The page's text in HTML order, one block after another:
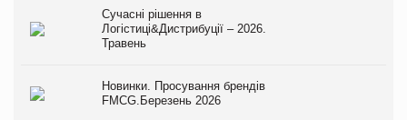
Сучасні рішення в
Логістиці&Дистрибуції – 2026.
Травень
Новинки. Просування брендів
FMCG.Березень 2026